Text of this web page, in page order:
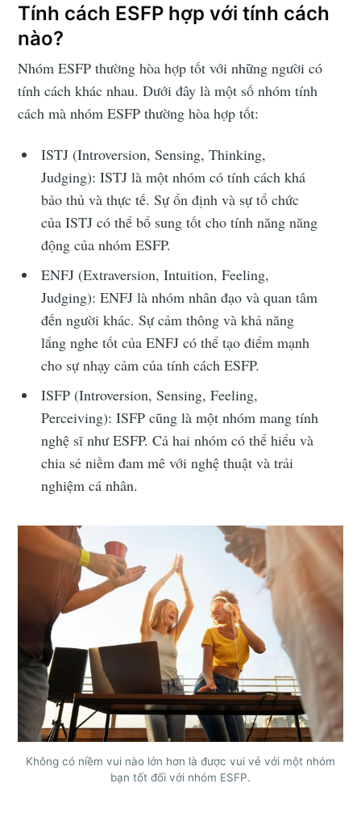
Tính cách ESFP hợp với tính cách
nào?
Nhóm ESFP thường hòa hợp tốt với những người có
tính cách khác nhau. Dưới đây là một số nhóm tính
cách mà nhóm ESFP thường hòa hợp tốt:
ISTJ (Introversion, Sensing, Thinking,
Judging): ISTJ là một nhóm có tính cách khá
bảo thủ và thực tế. Sự ổn định và sự tổ chức
của ISTJ có thể bổ sung tốt cho tính năng năng
động của nhóm ESFP.
ENFJ (Extraversion, Intuition, Feeling,
Judging): ENFJ là nhóm nhân đạo và quan tâm
đến người khác. Sự cảm thông và khả năng
lắng nghe tốt của ENFJ có thể tạo điểm mạnh
cho sự nhạy cảm của tính cách ESFP.
ISFP (Introversion, Sensing, Feeling,
Perceiving): ISFP cũng là một nhóm mang tính
nghệ sĩ như ESFP. Cả hai nhóm có thể hiểu và
chia sẻ niềm đam mê với nghệ thuật và trải
nghiệm cá nhân.
Không có niềm vui nào lớn hơn là được vui vẻ với một nhóm
bạn tốt đối với nhóm ESFP.